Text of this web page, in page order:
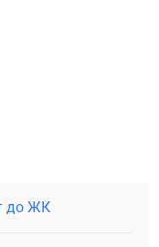
до ЖК